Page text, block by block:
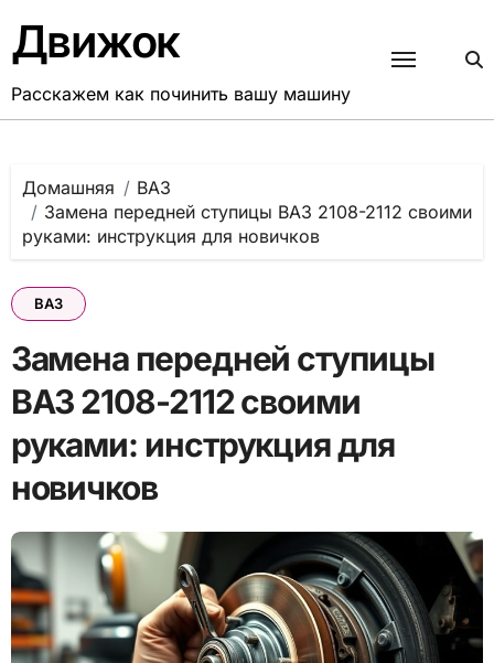
содержанию
Движок
Расскажем как починить вашу машину
Домашняя
ВАЗ
Замена передней ступицы ВАЗ 2108-2112 своими
руками: инструкция для новичков
ВАЗ
Замена передней ступицы
ВАЗ 2108-2112 своими
руками: инструкция для
новичков